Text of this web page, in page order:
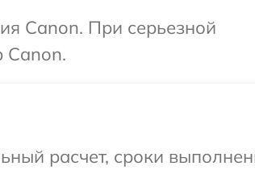
Canon. При серьезной
Canon.
расчет, сроки